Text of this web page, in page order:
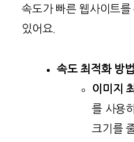
속도가 빠른 웹사이트를
있어요.
속도 최적화 방
이미지
를 사용
크기를